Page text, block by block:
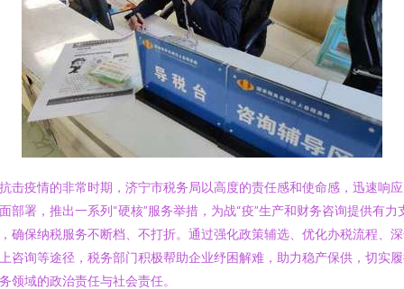
击疫情的非常时期，济宁市税务局以高度的责任感和使命感，迅速响
部署，推出一系列“硬核”服务举措，为战“疫”生产和财务咨询提供有力
确保纳税服务不断档、不打折。通过强化政策辅选、优化办税流程、
咨询等途径，税务部门积极帮助企业纾困解难，助力稳产保供，切实
领域的政治责任与社会责任。